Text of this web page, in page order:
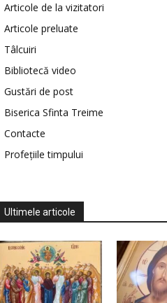
Articole de la vizitatori
Articole preluate
Tâlcuiri
Bibliotecă video
Gustări de post
Biserica Sfinta Treime
Contacte
Profețiile timpului
Ultimele articole